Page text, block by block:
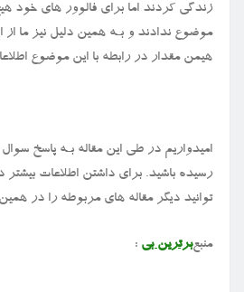
زندگی کردند اما برای فالوور های‌ خود
موضوع ندادند و بـه همین دلیل نیز ما از
هیمن مقدار در رابطه با این موضوع
امیدواریم در طی این مقاله بـه پاسخ
رسیده باشید. برای داشتن اطلاعات بیشتر
توانید دیگر مقاله های‌ مربوطه را در
منبع : برترین بی